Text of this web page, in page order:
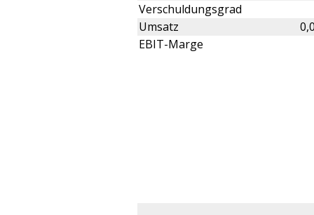
Verschuldungsgrad
Umsatz
EBIT-Marge